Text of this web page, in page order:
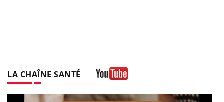
LA CHAÎNE SANTÉ